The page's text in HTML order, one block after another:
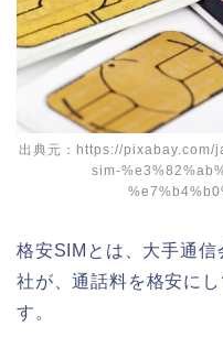
出典元：https://
sim-
格安SIMとは、大手通
社が、通話料を格安に
す。